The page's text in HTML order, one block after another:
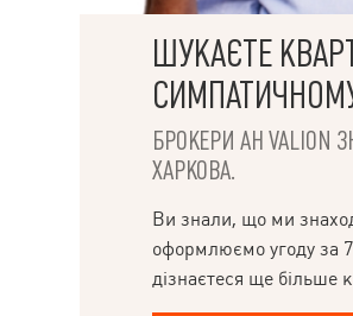
ШУКАЄТЕ
БРОКЕРИ АН VALION
ХАРКОВА.
Ви знали, що ми
оформлюємо угоду за 7
дізнаєтеся ще більше